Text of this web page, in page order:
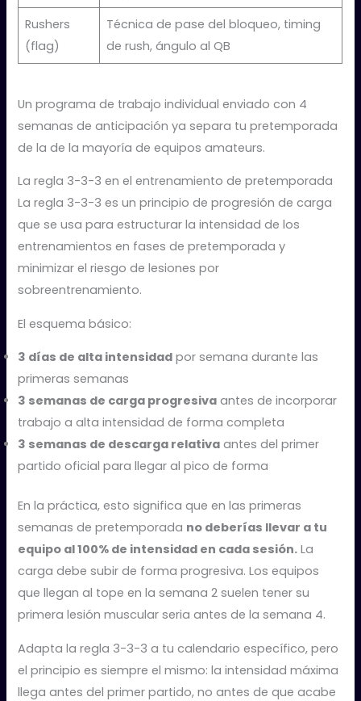
Rushers
(flag)
Técnica de pase del bloqueo, timing
de rush, ángulo al QB
Un programa de trabajo individual enviado con 4
semanas de anticipación ya separa tu pretemporada
de la de la mayoría de equipos amateurs.
La regla 3-3-3 en el entrenamiento de pretemporada
La regla 3-3-3 es un principio de progresión de carga
que se usa para estructurar la intensidad de los
entrenamientos en fases de pretemporada y
minimizar el riesgo de lesiones por
sobreentrenamiento.
El esquema básico:
3 días de alta intensidad por semana durante las
primeras semanas
3 semanas de carga progresiva antes de incorporar
trabajo a alta intensidad de forma completa
3 semanas de descarga relativa antes del primer
partido oficial para llegar al pico de forma
En la práctica, esto significa que en las primeras
semanas de pretemporada no deberías llevar a tu
equipo al 100% de intensidad en cada sesión. La
carga debe subir de forma progresiva. Los equipos
que llegan al tope en la semana 2 suelen tener su
primera lesión muscular seria antes de la semana 4.
Adapta la regla 3-3-3 a tu calendario específico, pero
el principio es siempre el mismo: la intensidad máxima
llega antes del primer partido, no antes de que acabe